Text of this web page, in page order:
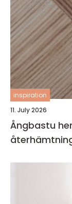
inspiration
11. July 2026
Ångbastu